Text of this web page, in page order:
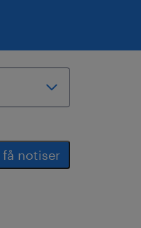
notiser